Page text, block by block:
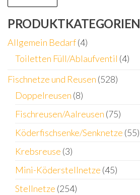
PRODUKTKATEGORIEN
Allgemein Bedarf(4)
Toiletten Füll/Ablaufventil (4)
Fischnetze und Reusen (528)
Doppelreusen (8)
Fischreusen/Aalreusen (75)
Köderfischsenke/Senknetze (55)
Krebsreuse (3)
Mini-Köderstellnetze (45)
Stellnetze (254)